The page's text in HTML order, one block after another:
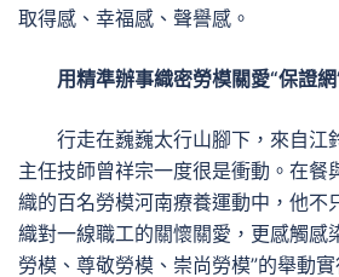
取得感、幸福感、聲譽感。
用精準辦事織密勞模關愛“保證網
行走在巍巍太行山腳下，來自江
主任技師曾祥宗一度很是衝動。在餐
織的百名勞模河南療養運動中，他不
織對一線職工的關懷關愛，更感觸感
勞模、尊敬勞模、崇尚勞模”的舉動實